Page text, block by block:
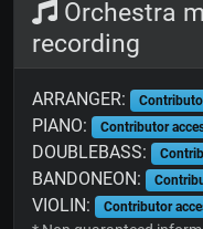
Orchestra
recording
ARRANGER:
PIANO: Contributor
DOUBLEBASS:
BANDONEON:
VIOLIN: Contributor